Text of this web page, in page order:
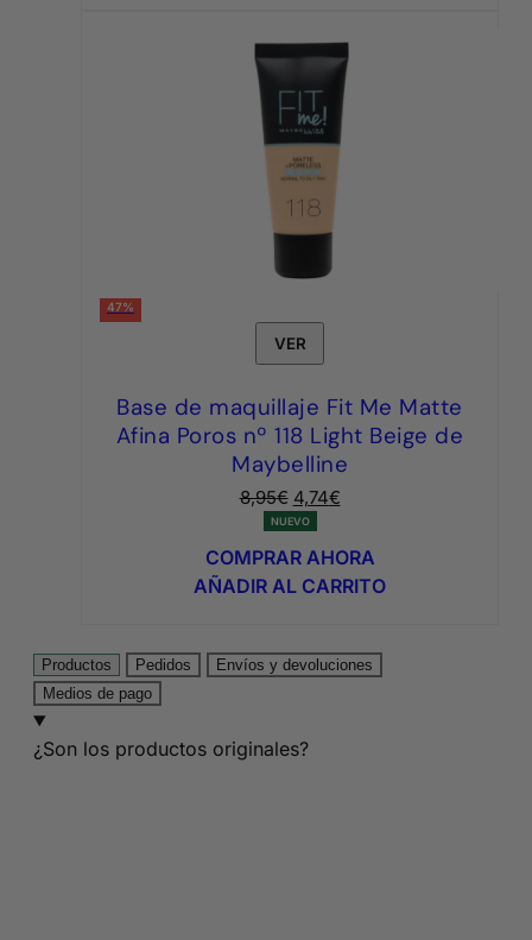
47%
VER
Base de maquillaje Fit Me Matte
Afina Poros nº 118 Light Beige de
Maybelline
8,95€ El
precio
original
era:
8,95€.
4,74€El
actual
es:
4,74€.
NUEVO
COMPRAR AHORA
AÑADIR AL CARRITO
Productos Pedidos
Envíos y devoluciones
Medios de pago
¿Son los productos originales?